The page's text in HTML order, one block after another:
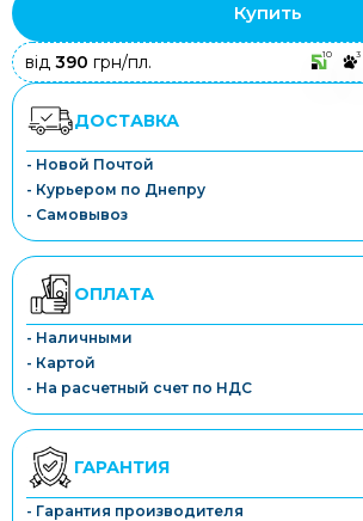
Купить
від 390 грн/пл. 10 3
ДОСТАВКА
- Новой Почтой
- Курьером по Днепру
- Самовывоз
ОПЛАТА
- Наличными
- Картой
- На расчетный счет по НДС
ГАРАНТИЯ
- Гарантия производителя